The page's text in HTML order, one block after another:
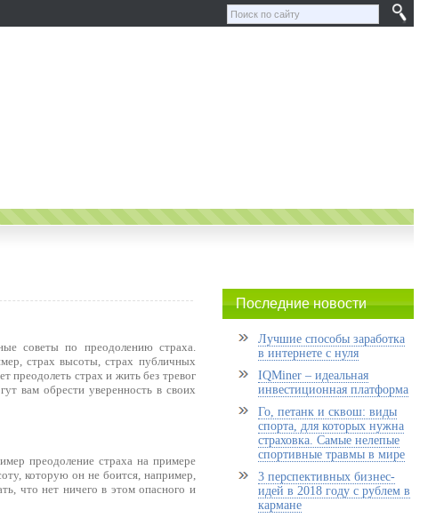
советы по преодолению страха.
страх высоты, страх публичных
преодолеть страх и жить без тревог
вам обрести уверенность в своих
преодоление страха на примере
которую он не боится, например,
что нет ничего в этом опасного и
Последние новости
Лучшие способы заработка
в интернете с нуля
IQMiner – идеальная
инвестиционная платформа
Го, петанк и сквош: виды
спорта, для которых нужна
страховка. Самые нелепые
спортивные травмы в мире
3 перспективных бизнес-
идей в 2018 году с рублем в
кармане